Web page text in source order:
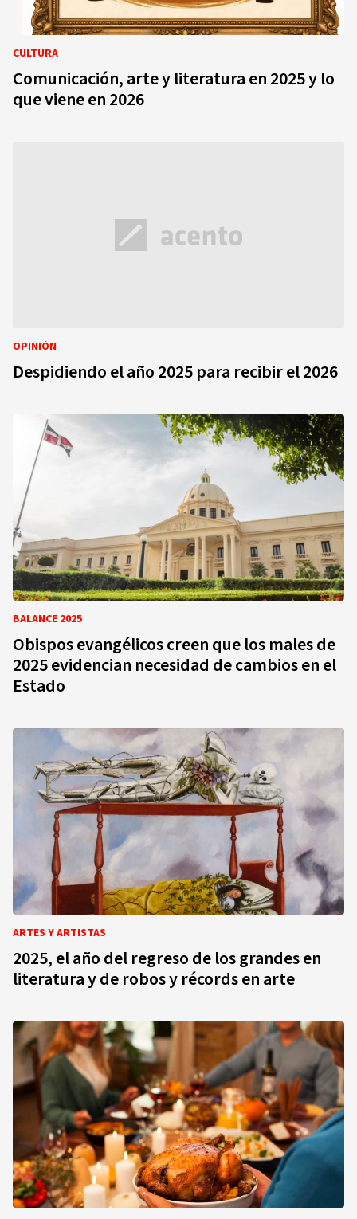
CULTURA
Comunicación, arte y literatura en 2025 y lo
que viene en 2026
OPINIÓN
Despidiendo el año 2025 para recibir el 2026
BALANCE 2025
Obispos evangélicos creen que los males de
2025 evidencian necesidad de cambios en el
Estado
ARTES Y ARTISTAS
2025, el año del regreso de los grandes en
literatura y de robos y récords en arte